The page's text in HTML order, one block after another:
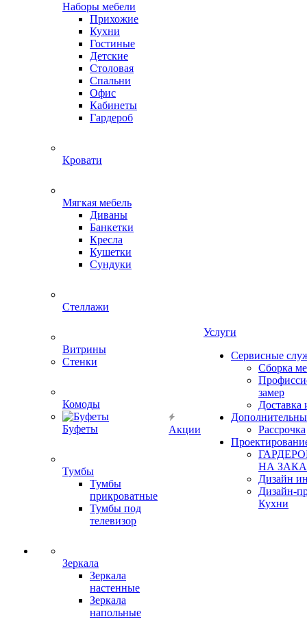
Наборы мебели
Прихожие
Кухни
Гостиные
Детские
Столовая
Спальни
Офис
Кабинеты
Гардероб
Кровати
Мягкая мебель
Диваны
Банкетки
Кресла
Кушетки
Сундуки
Стеллажи
Витрины
Стенки
Комоды
Буфеты
Тумбы
Тумбы
прикроватные
Тумбы под
телевизор
Зеркала
Зеркала
настенные
Зеркала
напольные
Акции
Услуги
Сервисные
Сборка
замер
Доставка
Рассрочка
НА
Дизайн
Дизайн-
Кухни